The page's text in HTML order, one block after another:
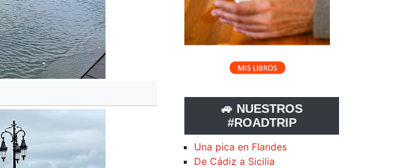
🚙 NUESTROS
#ROADTRIP
Una pica en Flandes
De Cádiz a Sicilia